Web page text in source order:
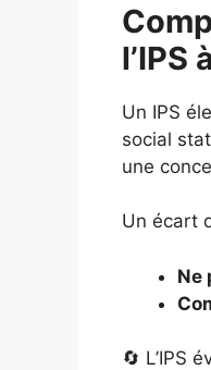
Un IPS
social
une
Un écart
Ne
🔄 L’IPS